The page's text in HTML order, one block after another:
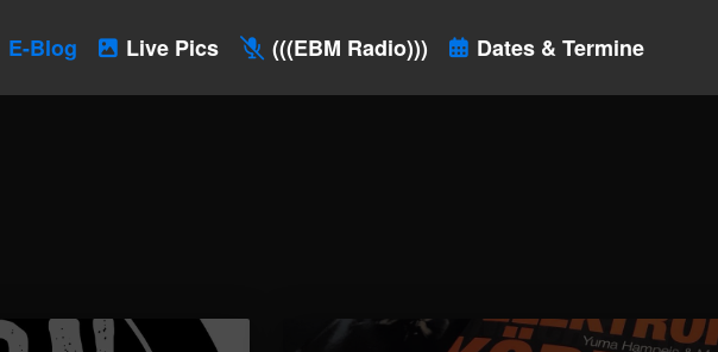
E-Blog Live Pics (((EBM Radio))) Dates & Termine